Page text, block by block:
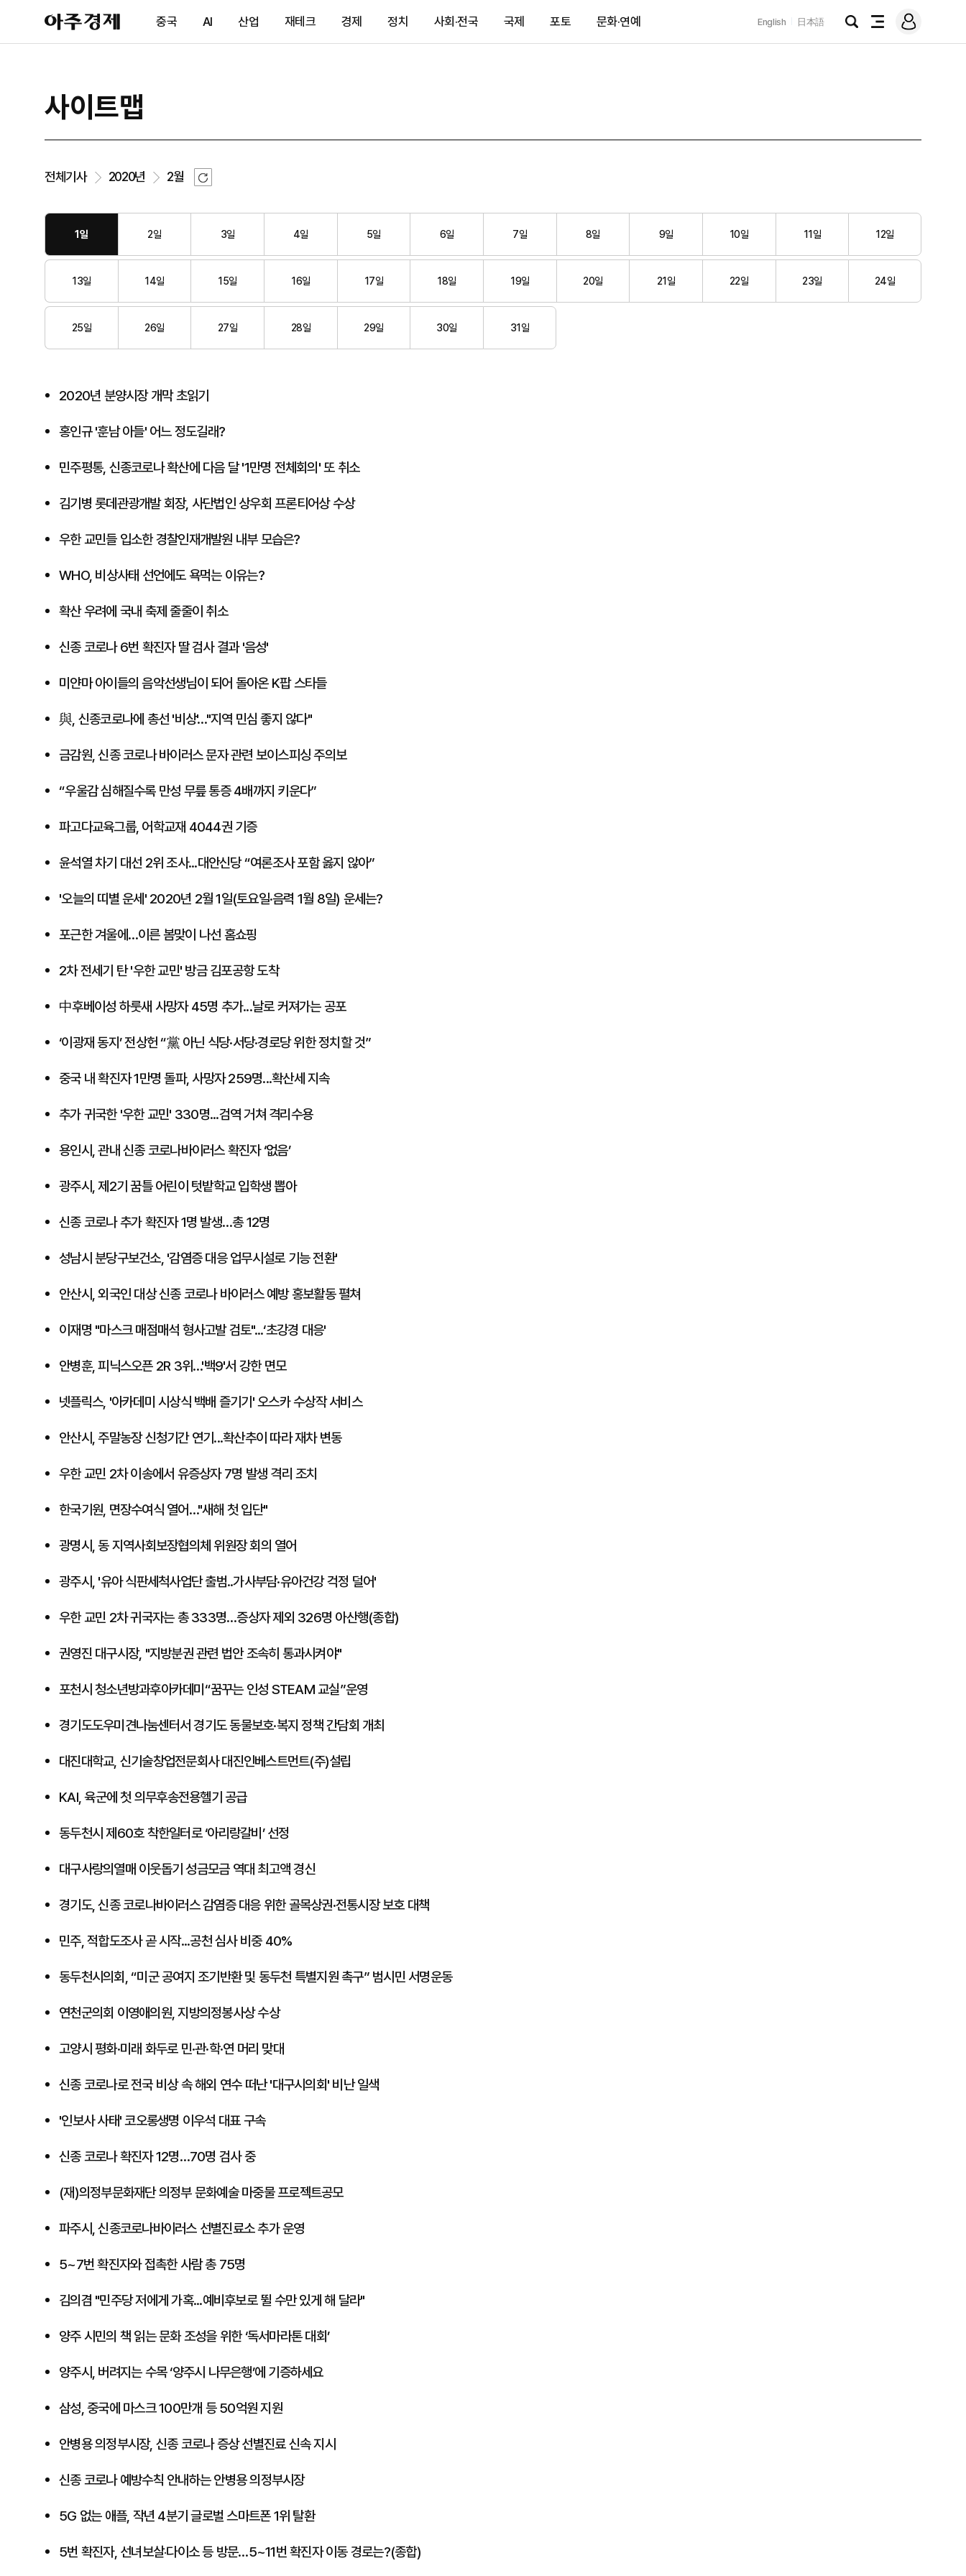
아
주
제
중국 AI 산업 재테크 경제 정치 사회·전국 국제 포토 문화·연예 English 日本語
검
전
메
그
사이트맵
전체기사 2020년 2월
새
로
침
1일 2일 3일 4일 5일 6일 7일 8일 9일 10일 11일 12일
13일 14일 15일 16일 17일 18일 19일 20일 21일 22일 23일 24일
25일 26일 27일 28일 29일 30일 31일
2020년 분양시장 개막 초읽기
홍인규 '훈남 아들' 어느 정도길래?
민주평통, 신종코로나 확산에 다음 달 '1만명 전체회의' 또 취소
​김기병 롯데관광개발 회장, 사단법인 상우회 프론티어상 수상
우한 교민들 입소한 경찰인재개발원 내부 모습은?
WHO, 비상사태 선언에도 욕먹는 이유는?
확산 우려에 국내 축제 줄줄이 취소
​신종 코로나 6번 확진자 딸 검사 결과 '음성'
미얀마 아이들의 음악선생님이 되어 돌아온 K팝 스타들
​與, 신종코로나에 총선 '비상'…"지역 민심 좋지 않다"
금감원, 신종 코로나 바이러스 문자 관련 보이스피싱 주의보
“우울감 심해질수록 만성 무릎 통증 4배까지 키운다”
​파고다교육그룹, 어학교재 4044권 기증
윤석열 차기 대선 2위 조사...대안신당 “여론조사 포함 옳지 않아”
'오늘의 띠별 운세' 2020년 2월 1일(토요일·음력 1월 8일) 운세는?
포근한 겨울에…이른 봄맞이 나선 홈쇼핑
2차 전세기 탄 '우한 교민' 방금 김포공항 도착
中후베이성 하룻새 사망자 45명 추가...날로 커져가는 공포
​‘이광재 동지’ 전상헌 “黨 아닌 식당·서당·경로당 위한 정치할 것”
중국 내 확진자 1만명 돌파, 사망자 259명...확산세 지속
추가 귀국한 '우한 교민' 330명...검역 거쳐 격리수용
용인시, 관내 신종 코로나바이러스 확진자 ‘없음’
광주시, 제2기 꿈틀 어린이 텃밭학교 입학생 뽑아
신종 코로나 추가 확진자 1명 발생…총 12명
성남시 분당구보건소, '감염증 대응 업무시설로 기능 전환'
안산시, 외국인 대상 신종 코로나 바이러스 예방 홍보활동 펼쳐
이재명 "마스크 매점매석 형사고발 검토"...‘초강경 대응'
안병훈, 피닉스오픈 2R 3위…'백9'서 강한 면모
넷플릭스, '아카데미 시상식 백배 즐기기' 오스카 수상작 서비스
안산시, 주말농장 신청기간 연기...확산추이 따라 재차 변동
우한 교민 2차 이송에서 유증상자 7명 발생 격리 조치
한국기원, 면장수여식 열어…"새해 첫 입단"
광명시, 동 지역사회보장협의체 위원장 회의 열어
광주시, '유아 식판세척사업단 출범..가사부담·유아건강 걱정 덜어'
​우한 교민 2차 귀국자는 총 333명…증상자 제외 326명 아산행(종합)
​권영진 대구시장, "지방분권 관련 법안 조속히 통과시켜야"
포천시 청소년방과후아카데미“꿈꾸는 인성 STEAM 교실”운영
경기도도우미견나눔센터서 경기도 동물보호·복지 정책 간담회 개최
대진대학교, 신기술창업전문회사 대진인베스트먼트(주)설립
KAI, 육군에 첫 의무후송전용헬기 공급
동두천시 제60호 착한일터로 ‘아리랑갈비’ 선정
대구사랑의열매 이웃돕기 성금모금 역대 최고액 경신
경기도, 신종 코로나바이러스 감염증 대응 위한 골목상권·전통시장 보호 대책
민주, 적합도조사 곧 시작...공천 심사 비중 40%
동두천시의회, “미군 공여지 조기반환 및 동두천 특별지원 촉구” 범시민 서명운동
연천군의회 이영애의원, 지방의정봉사상 수상
고양시 평화·미래 화두로 민·관·학·연 머리 맞대
신종 코로나로 전국 비상 속 해외 연수 떠난 '대구시의회' 비난 일색
'인보사 사태' 코오롱생명 이우석 대표 구속
신종 코로나 확진자 12명…70명 검사 중
(재)의정부문화재단 의정부 문화예술 마중물 프로젝트공모
파주시, 신종코로나바이러스 선별진료소 추가 운영
​5~7번 확진자와 접촉한 사람 총 75명
​김의겸 "민주당 저에게 가혹...예비후보로 뛸 수만 있게 해 달라"
양주 시민의 책 읽는 문화 조성을 위한 ‘독서마라톤 대회’
양주시, 버려지는 수목 ‘양주시 나무은행’에 기증하세요
삼성, 중국에 마스크 100만개 등 50억원 지원
안병용 의정부시장, 신종 코로나 증상 선별진료 신속 지시
신종 코로나 예방수칙 안내하는 안병용 의정부시장
5G 없는 애플, 작년 4분기 글로벌 스마트폰 1위 탈환
5번 확진자, 선녀보살‧다이소 등 방문…5~11번 확진자 이동 경로는?(종합)